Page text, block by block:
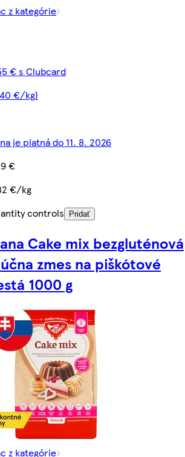
z kategórie
€ s Clubcard
€/kg)
je platná do 11. 8. 2026
€
€/kg
controls
Pridať
Cake mix bezgluténová
zmes na piškótové
1000 g
z kategórie